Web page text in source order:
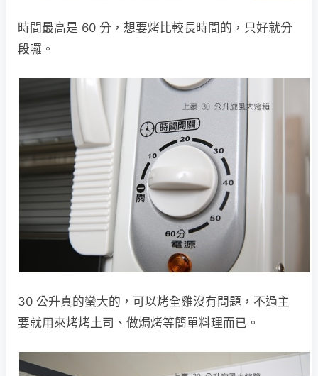
時間最高是 60 分，想要烤比較長時間的，只好就分
段囉。
30 公升真的蠻大的，可以烤全雞沒有問題，不過主
要就用來烤烤土司、做焗烤等簡單料理而已。